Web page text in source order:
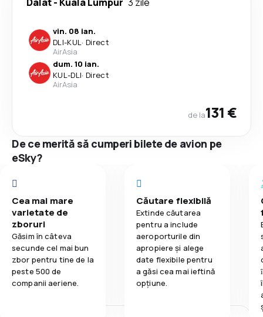
vin. 08 ian.
DLI-KUL· Direct
AirAsia
dum. 10 ian.
KUL-DLI· Direct
AirAsia
de la131 €
De ce merită să cumperi bilete de avion pe
eSky?
Cea mai mare
varietate de
zboruri
Găsim în câteva
secunde cel mai bun
zbor pentru tine de la
peste 500 de
companii aeriene.
Căutare flexibilă
Extinde căutarea
pentru a include
aeroporturile din
apropiere și alege
date flexibile pentru
a găsi cea mai ieftină
opțiune.